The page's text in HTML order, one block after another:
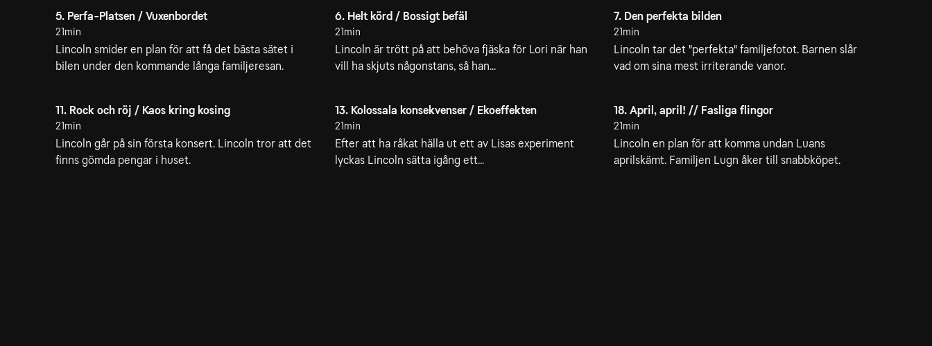
5. Perfa-Platsen / Vuxenbordet
21min
Lincoln smider en plan för att få det bästa sätet i
bilen under den kommande långa familjeresan.
6. Helt körd / Bossigt befäl
21min
Lincoln är trött på att behöva fjäska för Lori när han
vill ha skjuts någonstans, så han...
7. Den perfekta bilden
21min
Lincoln tar det "perfekta" familjefotot. Barnen slår
vad om sina mest irriterande vanor.
11. Rock och röj / Kaos kring kosing
21min
Lincoln går på sin första konsert. Lincoln tror att det
finns gömda pengar i huset.
13. Kolossala konsekvenser / Ekoeffekten
21min
Efter att ha råkat hälla ut ett av Lisas experiment
lyckas Lincoln sätta igång ett...
18. April, april! // Fasliga flingor
21min
Lincoln en plan för att komma undan Luans
aprilskämt. Familjen Lugn åker till snabbköpet.